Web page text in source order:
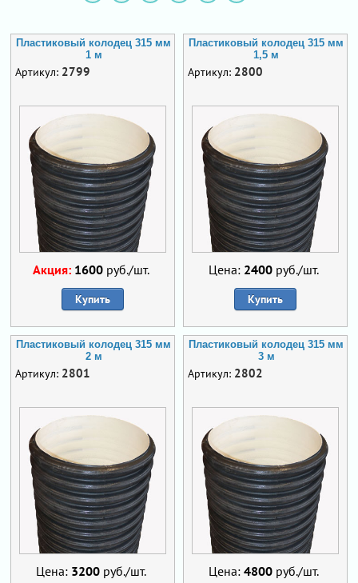
Пластиковый колодец 315 мм
1 м
Артикул: 2799
Акция: 1600руб./шт.
Купить
Пластиковый колодец 315 мм
1,5 м
Артикул: 2800
Цена: 2400руб./шт.
Купить
Пластиковый колодец 315 мм
2 м
Артикул: 2801
Цена: 3200руб./шт.
Пластиковый колодец 315 мм
3 м
Артикул: 2802
Цена: 4800руб./шт.